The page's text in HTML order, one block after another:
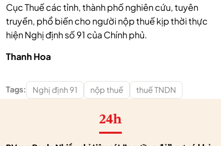
Cục Thuế các tỉnh, thành phố nghiên cứu, tuyên
truyền, phổ biến cho người nộp thuế kịp thời thực
hiện Nghị định số 91 của Chính phủ.
Thanh Hoa
Tags: Nghị định 91 nộp thuế thuế TNDN
24h